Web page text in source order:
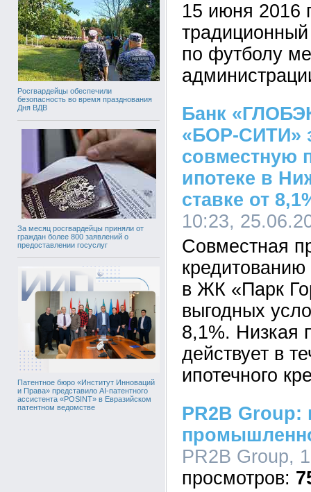
Росгвардейцы обеспечили
безопасность во время празднования
Дня ВДВ
За месяц росгвардейцы приняли от
граждан более 800 заявлений о
предоставлении госуслуг
Патентное бюро «Институт Инноваций
и Права» представило AI-патентного
ассистента «POSINT» в Евразийском
патентном ведомстве
15 июня 2016
по футболу
Банк
«БОР-СИТИ»
совместную
ипотеке в
ставке от
10:23,
Совместная
кредитованию
в ЖК «Парк
выгодных
8,1%. Низкая
действует в
ипотечного
PR2B Group:
PR2B Group,